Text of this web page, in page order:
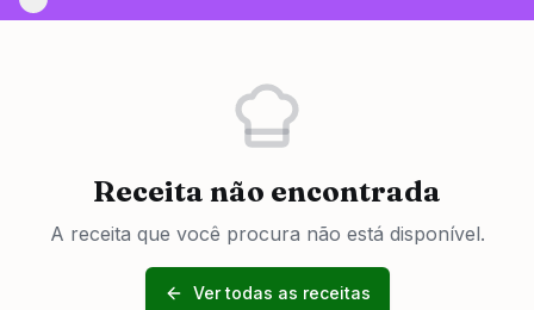
Receita não encontrada
A receita que você procura não está disponível.
Ver todas as receitas